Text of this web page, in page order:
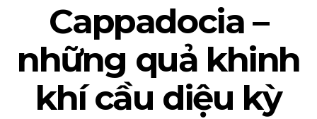
Cappadocia –
những quả khinh
khí cầu diệu kỳ